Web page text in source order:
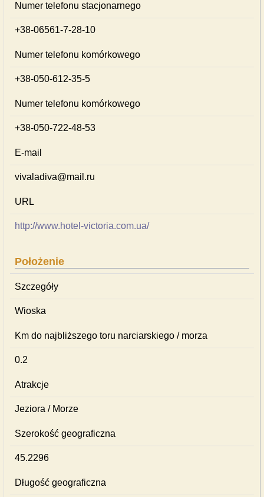
Numer telefonu stacjonarnego
+38-06561-7-28-10
Numer telefonu komórkowego
+38-050-612-35-5
Numer telefonu komórkowego
+38-050-722-48-53
E-mail
vivaladiva@mail.ru
URL
http://www.hotel-victoria.com.ua/
Położenie
Szczegóły
Wioska
Km do najbliższego toru narciarskiego / morza
0.2
Atrakcje
Jeziora / Morze
Szerokość geograficzna
45.2296
Długość geograficzna